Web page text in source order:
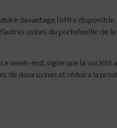
davantage l’offre
usines du portefeuille de
week-end, signe que la société
de deux usines et réduira la